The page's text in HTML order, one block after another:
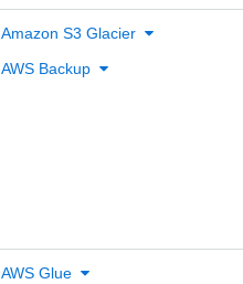
Amazon S3 Glacier
AWS Backup
AWS Glue